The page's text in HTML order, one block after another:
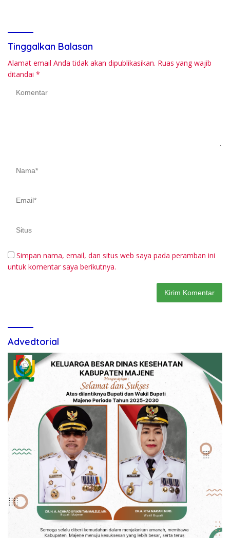
Tinggalkan Balasan
Alamat email Anda tidak akan dipublikasikan. Ruas yang wajib
ditandai *
Simpan nama, email, dan situs web saya pada peramban ini
untuk komentar saya berikutnya.
Advedtorial